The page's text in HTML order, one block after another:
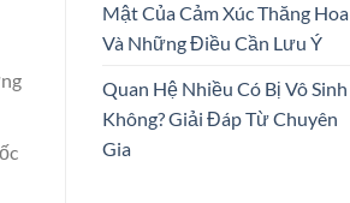
Mật Của Cảm Xúc Thăng Hoa
Và Những Điều Cần Lưu Ý
Quan Hệ Nhiều Có Bị Vô Sinh
Không? Giải Đáp Từ Chuyên
Gia